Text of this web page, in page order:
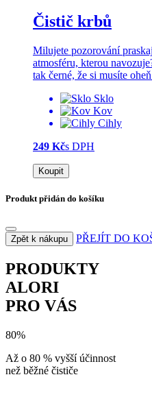
Čistič krbů
Milujete pozorování
atmosféru, kterou
tak černé, že si musíte
Sklo
Kov
Cihly
249 Kčs DPH
Koupit
Produkt přidán do košíku
Zpět k nákupu PŘEJÍT DO
PRODUKTY
ALORI
PRO VÁS
80%
Až o 80 % vyšší účinnost
než běžné čističe